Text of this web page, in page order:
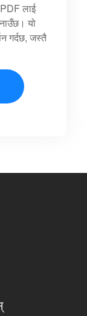
लाई
यो
गर्दछ, जस्तै